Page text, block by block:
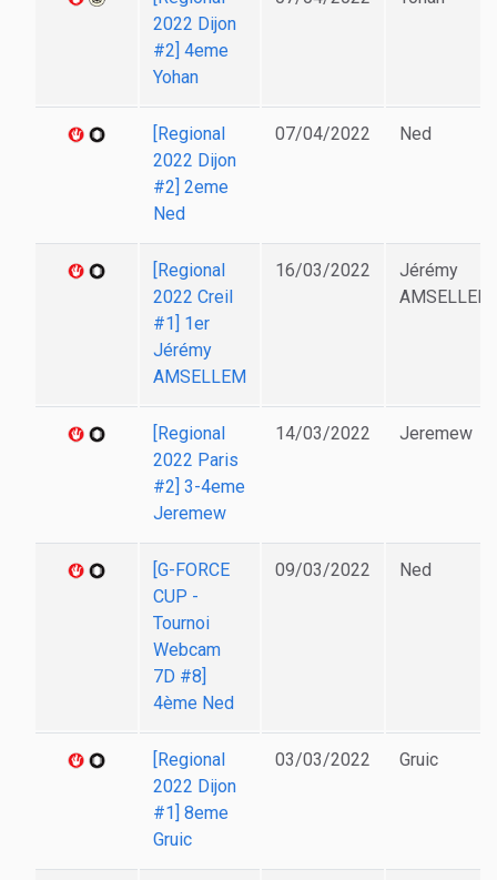
2022 Dijon
#2] 4eme
Yohan
[Regional
2022 Dijon
#2] 2eme
Ned
07/04/2022 Ned
[Regional
2022 Creil
#1] 1er
Jérémy
AMSELLEM
16/03/2022
Jérémy
AMSELLEM
[Regional
2022 Paris
#2] 3-4eme
Jeremew
14/03/2022 Jeremew
[G-FORCE
CUP -
Tournoi
Webcam
7D #8]
4ème Ned
09/03/2022 Ned
[Regional
2022 Dijon
#1] 8eme
Gruic
03/03/2022 Gruic